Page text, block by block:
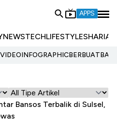
APPS
NEWSTECHLIFESTYLESHARIA
VIDEOINFOGRAPHIC
Bansos Terbalik di Sulsel,